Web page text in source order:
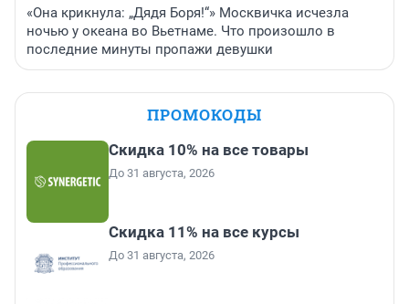
«Она крикнула: „Дядя Боря!“» Москвичка исчезла
ночью у океана во Вьетнаме. Что произошло в
последние минуты пропажи девушки
ПРОМОКОДЫ
Скидка 10% на все товары
До 31 августа, 2026
Скидка 11% на все курсы
До 31 августа, 2026